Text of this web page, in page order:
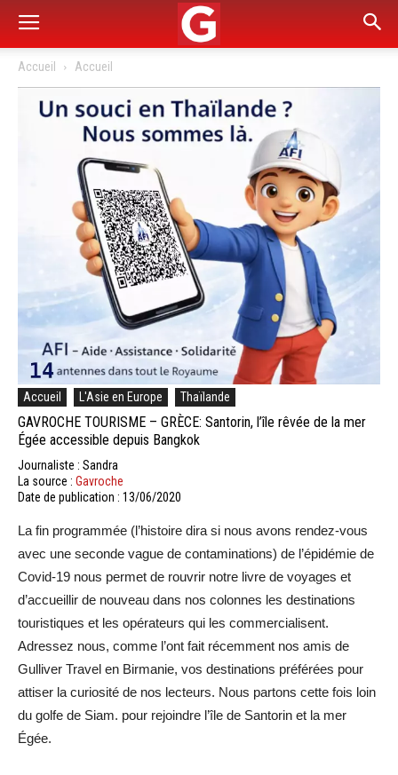
Accueil Accueil
Accueil L'Asie en Europe Thaïlande
GAVROCHE TOURISME – GRÈCE: Santorin, l’île rêvée de la mer
Égée accessible depuis Bangkok
Journaliste : Sandra
La source : Gavroche
Date de publication : 13/06/2020
La fin programmée (l’histoire dira si nous avons rendez-vous
avec une seconde vague de contaminations) de l’épidémie de
Covid-19 nous permet de rouvrir notre livre de voyages et
d’accueillir de nouveau dans nos colonnes les destinations
touristiques et les opérateurs qui les commercialisent.
Adressez nous, comme l’ont fait récemment nos amis de
Gulliver Travel en Birmanie, vos destinations préférées pour
attiser la curiosité de nos lecteurs. Nous partons cette fois loin
du golfe de Siam. pour rejoindre l’île de Santorin et la mer
Égée.